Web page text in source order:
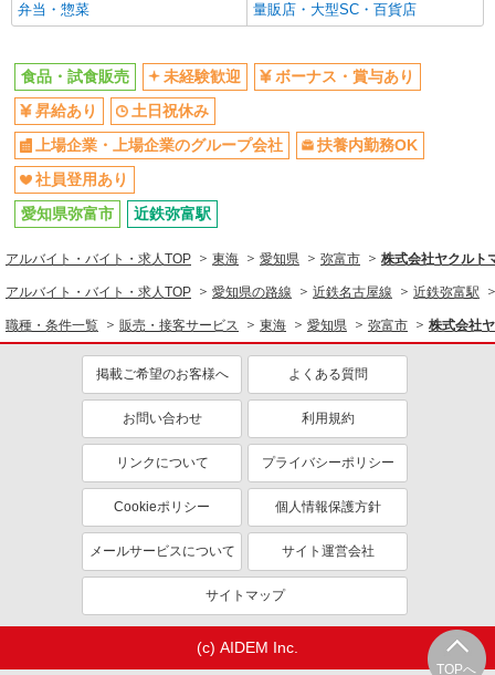
弁当・惣菜
量販店・大型SC・百貨店
TOPへ
食品・試食販売 未経験歓迎
ボーナス・賞与あり
昇給あり
土日祝休み
上場企業・上場企業のグループ会社
扶養内勤務OK
社員登用あり
愛知県弥富市
近鉄弥富駅
アルバイト・バイト・求人TOP 東海 愛知県 弥富市 株式会社ヤクルト
アルバイト・バイト・求人TOP 愛知県の路線 近鉄名古屋線 近鉄弥富駅
職種・条件一覧 販売・接客サービス 東海 愛知県 弥富市 株式会社
掲載ご希望のお客様へ よくある質問
お問い合わせ 利用規約
リンクについて プライバシーポリシー
Cookieポリシー 個人情報保護方針
メールサービスについて サイト運営会社
サイトマップ
(c) AIDEM Inc.